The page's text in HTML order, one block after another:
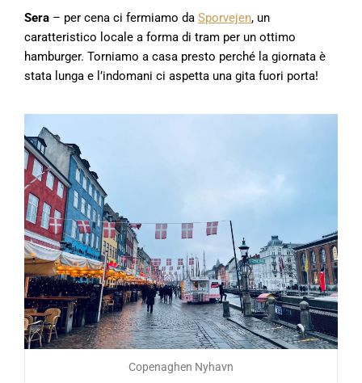
Sera – per cena ci fermiamo da Sporvejen, un
caratteristico locale a forma di tram per un ottimo
hamburger. Torniamo a casa presto perché la giornata è
stata lunga e l’indomani ci aspetta una gita fuori porta!
Copenaghen Nyhavn